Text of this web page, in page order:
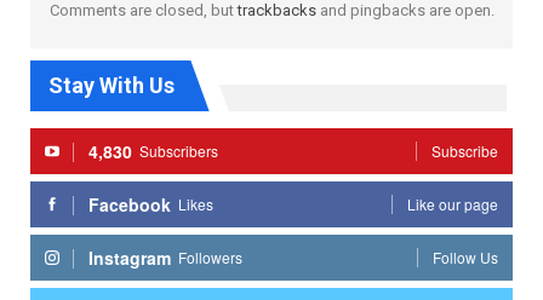
Comments are closed, buttrackbacksand pingbacks are open.
Stay With Us
4,830 Subscribers Subscribe
Facebook Likes Like our page
Instagram Followers Follow Us